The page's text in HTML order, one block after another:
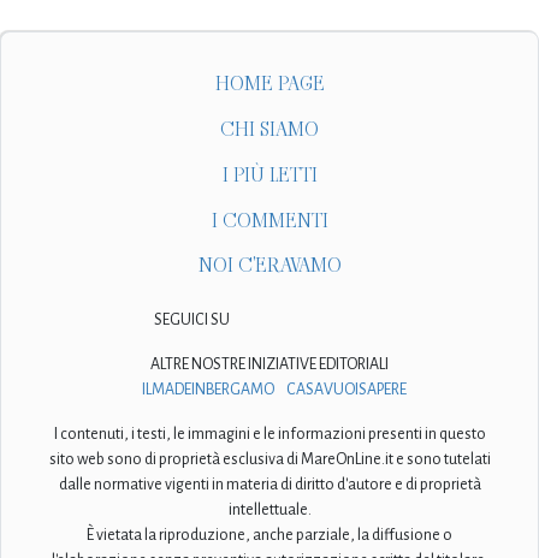
HOME PAGE
CHI SIAMO
I PIÙ LETTI
I COMMENTI
NOI C'ERAVAMO
SEGUICI SU
ALTRE NOSTRE INIZIATIVE EDITORIALI
ILMADEINBERGAMO
CASAVUOISAPERE
I contenuti, i testi, le immagini e le informazioni presenti in questo
sito web sono di proprietà esclusiva di MareOnLine.it e sono tutelati
dalle normative vigenti in materia di diritto d'autore e di proprietà
intellettuale.
È vietata la riproduzione, anche parziale, la diffusione o